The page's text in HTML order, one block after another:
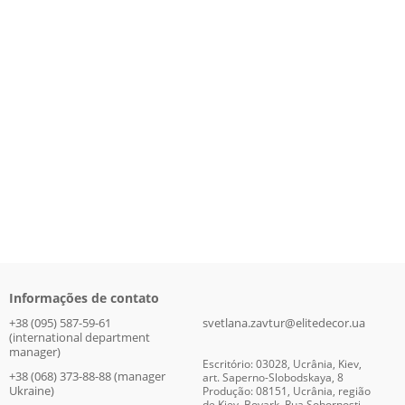
Informações de contato
+38 (095) 587-59-61
(international department
manager)
+38 (068) 373-88-88 (manager
Ukraine)
svetlana.zavtur@elitedecor.ua
Escritório: 03028, Ucrânia, Kiev,
art. Saperno-Slobodskaya, 8
Produção: 08151, Ucrânia, região